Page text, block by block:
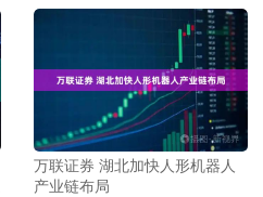
万联证券 湖北加快人形机器人
产业链布局